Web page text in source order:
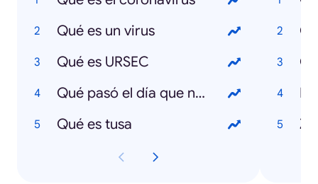
Qué es un virus
Qué es URSEC
Qué pasó el día que nací
Qué es tusa